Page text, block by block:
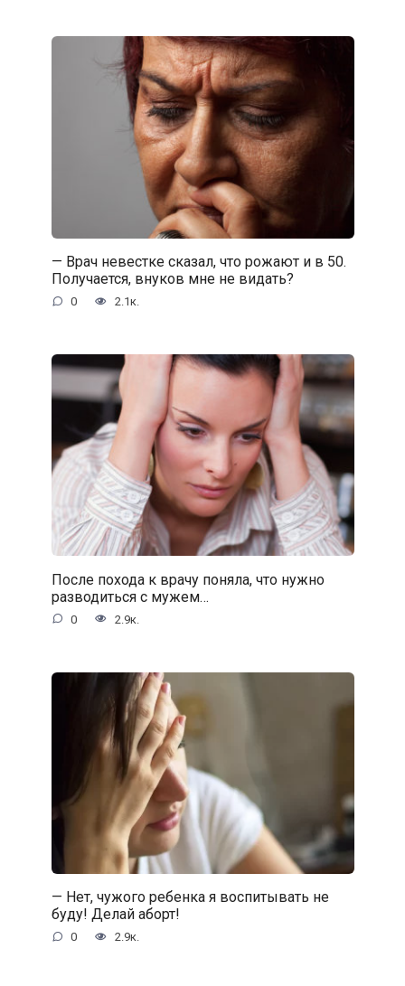
— Врач невестке сказал, что рожают и в 50.
Получается, внуков мне не видать?
0 2.1к.
После похода к врачу поняла, что нужно
разводиться с мужем…
0 2.9к.
— Нет, чужого ребенка я воспитывать не
буду! Делай аборт!
0 2.9к.